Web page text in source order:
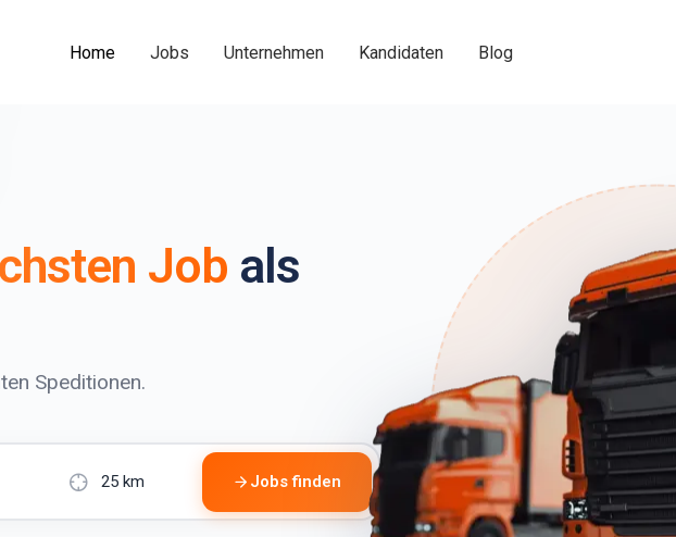
Home Jobs Unternehmen Kandidaten Blog
Job als
Speditionen.
Jobs finden